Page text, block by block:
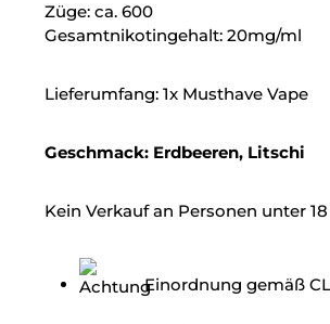
Züge: ca. 600
Gesamtnikotingehalt: 20mg/ml
Lieferumfang: 1x Musthave Vape
Geschmack: Erdbeeren, Litschi
Kein Verkauf an Personen unter
Einordnung gemäß